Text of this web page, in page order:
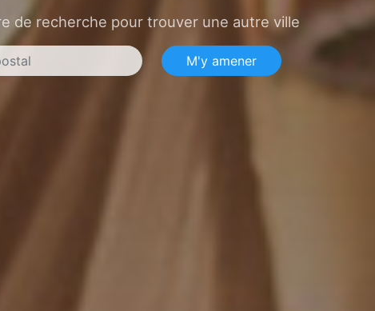
de recherche pour trouver une autre ville
M'y amener